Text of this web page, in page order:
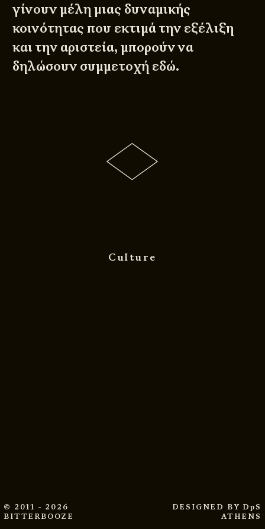
γίνουν μέλη μιας δυναμικής
κοινότητας που εκτιμά την εξέλιξη
και την αριστεία, μπορούν να
δηλώσουν συμμετοχή εδώ.
Culture
© 2011 - 2026
BITTERBOOZE
DESIGNED BY DpS
ATHENS